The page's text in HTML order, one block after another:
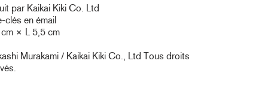
par Kaikai Kiki Co. Ltd
clés en émail
× L 5,5 cm
Murakami / Kaikai Kiki Co., Ltd Tous droits